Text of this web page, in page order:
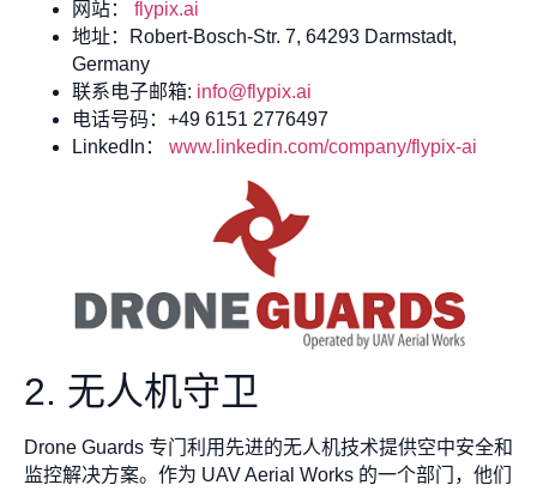
网站： flypix.ai
地址：Robert-Bosch-Str. 7, 64293 Darmstadt,
Germany
联系电子邮箱: info@flypix.ai
电话号码：+49 6151 2776497
LinkedIn： www.linkedin.com/company/flypix-ai
2. 无人机守卫
Drone Guards 专门利用先进的无人机技术提供空中安全和
监控解决方案。作为 UAV Aerial Works 的一个部门，他们